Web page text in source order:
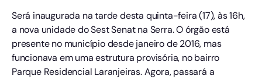
Será inaugurada na tarde desta quinta-feira (17), às 16h,
a nova unidade do Sest Senat na Serra. O órgão está
presente no município desde janeiro de 2016, mas
funcionava em uma estrutura provisória, no bairro
Parque Residencial Laranjeiras. Agora, passará a